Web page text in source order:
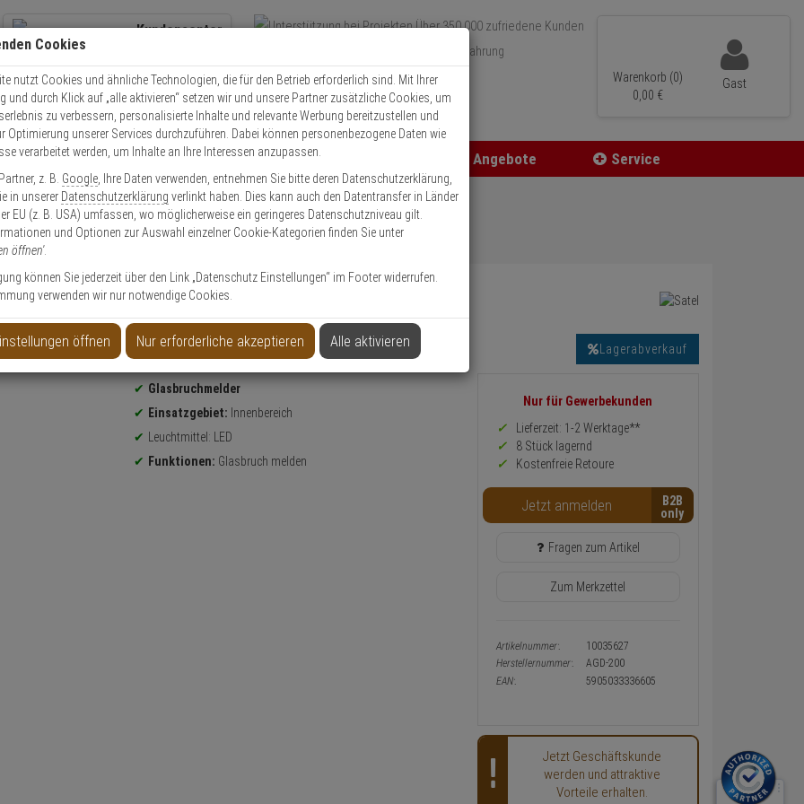
Kundencenter
Kontaktservice nutzen
Mo. - Do.: 8:00 - 16:30 Fr. 8:00 - 14:00 Uhr
Über 350.000 zufriedene Kunden
Über 15 Jahre Erfahrung
Schneller Versand
Warenkorb (0)
0, 00 €
Gast
Zutritt Einbruch Angebote Service
200 Funk Glasbruchmelder, weiß
weiß
Lagerabverkauf
Produktinformationen
Glasbruchmelder
Einsatzgebiet: Innenbereich
Leuchtmittel: LED
Funktionen: Glasbruch melden
Informationen
Preis,
Verfügbakeit
und
oder
Konfigurieren-
Button
Nur für Gewerbekunden
Lieferzeit: 1-2 Werktage**
8 Stück lagernd
Kostenfreie Retoure
Jetzt anmelden B2B
Fragen zum Artikel
Zum Merkzettel
Artikelnummer:
10035627
Herstellernummer:
AGD-200
EAN:
5905033336605
Jetzt Geschäftskunde
werden und attraktive
Vorteile erhalten.
Cookies
nutzt Cookies und ähnliche Technologien, die für den Betrieb erforderlich sind. Mit Ihrer
und durch Klick auf „alle aktivieren“ setzen wir und unsere Partner zusätzliche Cookies, um
zu verbessern, personalisierte Inhalte und relevante Werbung bereitzustellen und
Optimierung unserer Services durchzuführen. Dabei können personenbezogene Daten wie
verarbeitet werden, um Inhalte an Ihre Interessen anzupassen.
z. B. Google , Ihre Daten verwenden, entnehmen Sie bitte deren Datenschutzerklärung,
in unserer Datenschutzerklärung verlinkt haben. Dies kann auch den Datentransfer in Länder
EU (z. B. USA) umfassen, wo möglicherweise ein geringeres Datenschutzniveau gilt.
und Optionen zur Auswahl einzelner Cookie-Kategorien finden Sie unter
öffnen'.
können Sie jederzeit über den Link „Datenschutz Einstellungen“ im Footer widerrufen.
verwenden wir nur notwendige Cookies.
öffnen Nur erforderliche akzeptieren Alle aktivieren